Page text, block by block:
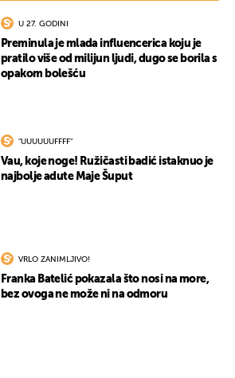
U 27. GODINI
Preminula je mlada influencerica koju je
pratilo više od milijun ljudi, dugo se borila s
opakom bolešću
"UUUUUUFFFF"
Vau, koje noge! Ružičasti badić istaknuo je
najbolje adute Maje Šuput
VRLO ZANIMLJIVO!
Franka Batelić pokazala što nosi na more,
bez ovoga ne može ni na odmoru